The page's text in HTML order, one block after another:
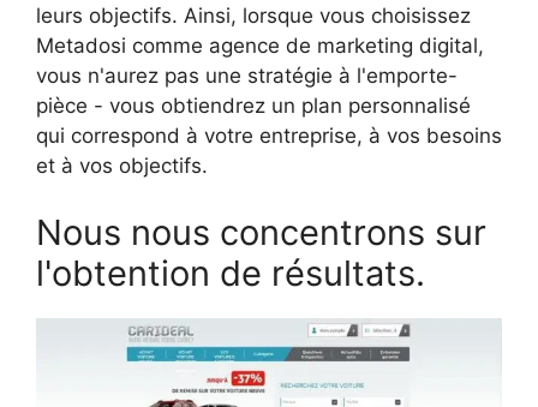
leurs objectifs. Ainsi, lorsque vous choisissez
Metadosi comme agence de marketing digital,
vous n'aurez pas une stratégie à l'emporte-
pièce - vous obtiendrez un plan personnalisé
qui correspond à votre entreprise, à vos besoins
et à vos objectifs.
Nous nous concentrons sur
l'obtention de résultats.